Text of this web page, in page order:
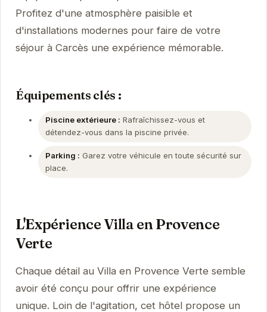
Profitez d'une atmosphère paisible et
d'installations modernes pour faire de votre
séjour à Carcès une expérience mémorable.
Équipements clés :
Piscine extérieure : Rafraîchissez-vous et
détendez-vous dans la piscine privée.
Parking : Garez votre véhicule en toute sécurité sur
place.
L'Expérience Villa en Provence
Verte
Chaque détail au Villa en Provence Verte semble
avoir été conçu pour offrir une expérience
unique. Loin de l'agitation, cet hôtel propose un